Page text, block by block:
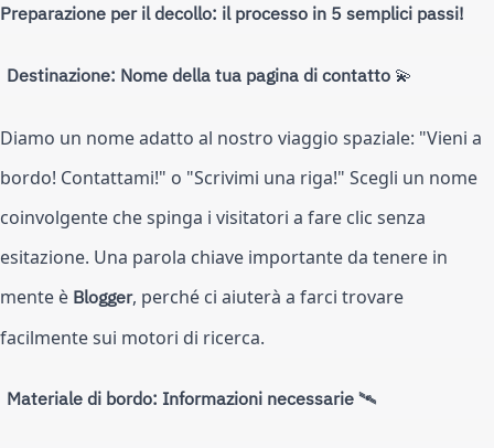
Preparazione per il decollo: il processo in 5 semplici passi!
Destinazione: Nome della tua pagina di contatto 💫
Diamo un nome adatto al nostro viaggio spaziale: "Vieni a
bordo! Contattami!" o "Scrivimi una riga!" Scegli un nome
coinvolgente che spinga i visitatori a fare clic senza
esitazione. Una parola chiave importante da tenere in
mente è Blogger, perché ci aiuterà a farci trovare
facilmente sui motori di ricerca.
Materiale di bordo: Informazioni necessarie🛰️